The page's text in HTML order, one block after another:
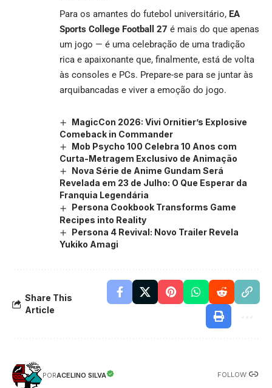
Para os amantes do futebol universitário, EA
Sports College Football 27 é mais do que apenas
um jogo — é uma celebração de uma tradição
rica e apaixonante que, finalmente, está de volta
às consoles e PCs. Prepare-se para se juntar às
arquibancadas e viver a emoção do jogo.
MagicCon 2026: Vivi Ornitier’s Explosive
Comeback in Commander
Mob Psycho 100 Celebra 10 Anos com
Curta-Metragem Exclusivo de Animação
Nova Série de Anime Gundam Será
Revelada em 23 de Julho: O Que Esperar da
Franquia Legendária
Persona Cookbook Transforms Game
Recipes into Reality
Persona 4 Revival: Novo Trailer Revela
Yukiko Amagi
Share This
Article
PORACELINO SILVA FOLLOW: